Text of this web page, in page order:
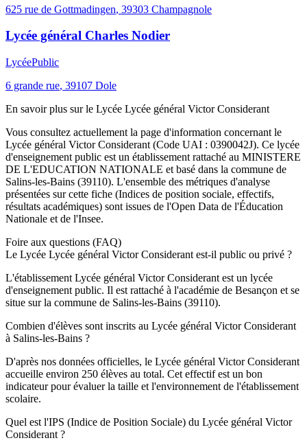
625 rue de Gottmadingen, 39303 Champagnole
Lycée général Charles Nodier
LycéePublic
6 grande rue, 39107 Dole
En savoir plus sur le Lycée Lycée général Victor Considerant
Vous consultez actuellement la page d'information concernant le
Lycée général Victor Considerant (Code UAI : 0390042J). Ce lycée
d'enseignement public est un établissement rattaché au MINISTERE
DE L'EDUCATION NATIONALE et basé dans la commune de
Salins-les-Bains (39110). L'ensemble des métriques d'analyse
présentées sur cette fiche (Indices de position sociale, effectifs,
résultats académiques) sont issues de l'Open Data de l'Éducation
Nationale et de l'Insee.
Foire aux questions (FAQ)
Le Lycée Lycée général Victor Considerant est-il public ou privé ?
L'établissement Lycée général Victor Considerant est un lycée
d'enseignement public. Il est rattaché à l'académie de Besançon et se
situe sur la commune de Salins-les-Bains (39110).
Combien d'élèves sont inscrits au Lycée général Victor Considerant
à Salins-les-Bains ?
D'après nos données officielles, le Lycée général Victor Considerant
accueille environ 250 élèves au total. Cet effectif est un bon
indicateur pour évaluer la taille et l'environnement de l'établissement
scolaire.
Quel est l'IPS (Indice de Position Sociale) du Lycée général Victor
Considerant ?